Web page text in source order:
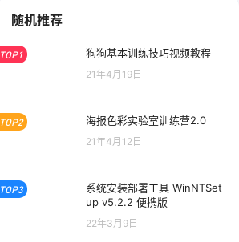
随机推荐
TOP1 狗狗基本训练技巧视频教程
21年4月19日
TOP2 海报色彩实验室训练营2.0
21年4月12日
TOP3
系统安装部署工具 WinNTSet
up v5.2.2 便携版
22年3月9日